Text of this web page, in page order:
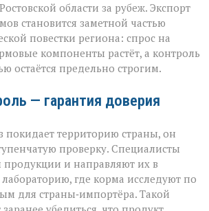
области за рубеж. Экспорт
становится заметной частью
повестки региона: спрос на
компоненты растёт, а контроль
остаётся предельно строгим.
— гарантия доверия
покидает территорию страны, он
проверку. Специалисты
продукции и направляют их в
где корма исследуют по
для страны‑импортёра. Такой